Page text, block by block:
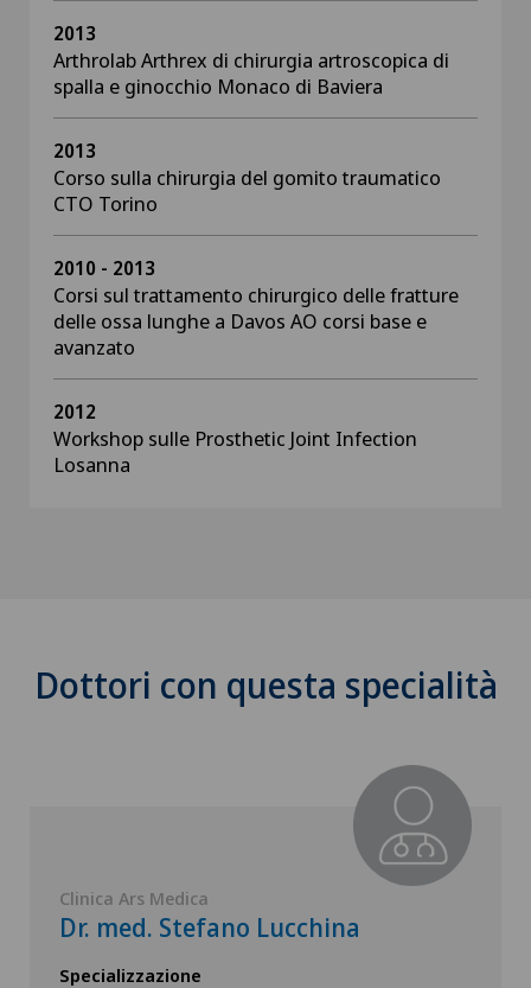
2013
Arthrolab Arthrex di chirurgia artroscopica di
spalla e ginocchio Monaco di Baviera
2013
Corso sulla chirurgia del gomito traumatico
CTO Torino
2010 - 2013
Corsi sul trattamento chirurgico delle fratture
delle ossa lunghe a Davos AO corsi base e
avanzato
2012
Workshop sulle Prosthetic Joint Infection
Losanna
Dottori con questa specialità
Clinica Ars Medica
Dr. med. Stefano Lucchina
Specializzazione